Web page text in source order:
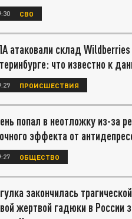
СВО
атаковали склад Wildberries
что известно к
ПРОИСШЕСТВИЯ
попал в неотложку из-за
эффекта от
ОБЩЕСТВО
закончилась
жертвой гадюки в России